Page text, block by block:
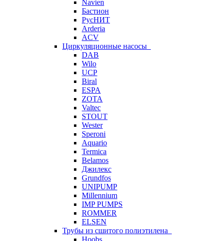
Navien
Бастион
РусНИТ
Arderia
ACV
Циркуляционные насосы
DAB
Wilo
UCP
Biral
ESPA
ZOTA
Valtec
STOUT
Wester
Speroni
Aquario
Termica
Belamos
Джилекс
Grundfos
UNIPUMP
Millennium
IMP PUMPS
ROMMER
ELSEN
Трубы из сшитого полиэтилена
Hoobs